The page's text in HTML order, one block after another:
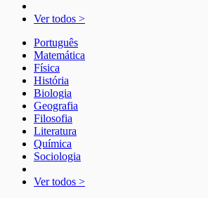
Ver todos >
Português
Matemática
Física
História
Biologia
Geografia
Filosofia
Literatura
Química
Sociologia
Ver todos >